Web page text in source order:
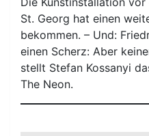
St. Georg hat einen
bekommen. – Und:
einen Scherz: Aber
stellt Stefan Kossanyi
The Neon.